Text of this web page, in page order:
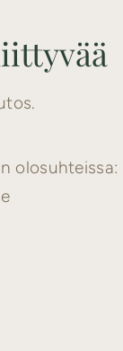
olosuhteissa: